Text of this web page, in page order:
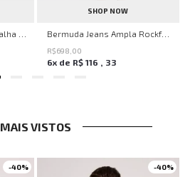
SHOP NOW
Bermuda Jeans Ampla Rockford John John Feminina
R$698 00
6x de R$ 116 , 33
MAIS VISTOS
-40% -40%